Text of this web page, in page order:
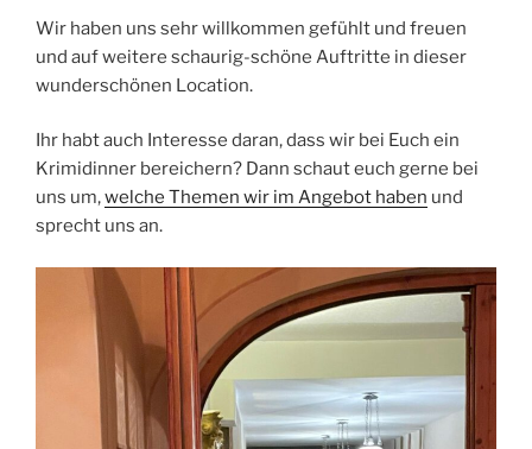
Wir haben uns sehr willkommen gefühlt und freuen
und auf weitere schaurig-schöne Auftritte in dieser
wunderschönen Location.
Ihr habt auch Interesse daran, dass wir bei Euch ein
Krimidinner bereichern? Dann schaut euch gerne bei
uns um,welche Themen wir im Angebot haben und
sprecht uns an.